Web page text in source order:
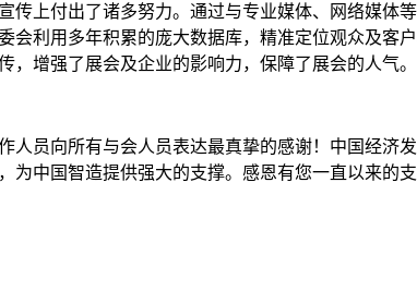
上付出了诸多努力。通过与专业媒体、网络媒体
利用多年积累的庞大数据库，精准定位观众及客
增强了展会及企业的影响力，保障了展会的人气。
人员向所有与会人员表达最真挚的感谢！中国经济
中国智造提供强大的支撑。感恩有您一直以来的